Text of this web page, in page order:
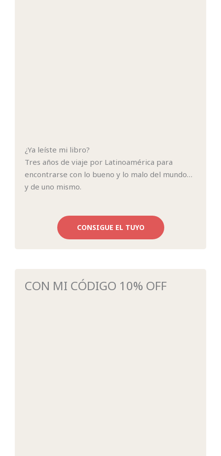
¿Ya leíste mi libro?
Tres años de viaje por Latinoamérica para
encontrarse con lo bueno y lo malo del mundo…
y de uno mismo.
CONSIGUE EL TUYO
CON MI CÓDIGO 10% OFF